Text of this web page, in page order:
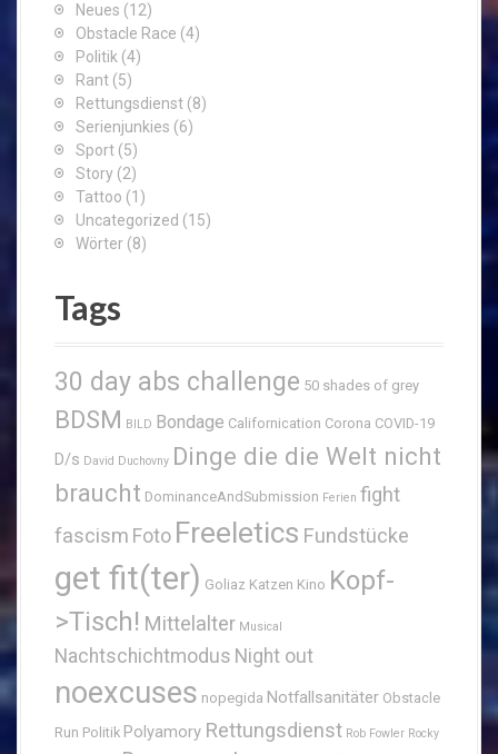
Neues (12)
Obstacle Race (4)
Politik (4)
Rant (5)
Rettungsdienst (8)
Serienjunkies (6)
Sport (5)
Story (2)
Tattoo (1)
Uncategorized (15)
Wörter (8)
Tags
30 day abs challenge 50 shades of grey
BDSM BILD Bondage Californication Corona COVID-19
D/s David Duchovny Dinge die die Welt nicht
braucht DominanceAndSubmission Ferien fight
fascism Foto Freeletics Fundstücke
get fit(ter) Goliaz Katzen Kino Kopf-
>Tisch! Mittelalter Musical
Nachtschichtmodus Night out
noexcuses nopegida Notfallsanitäter Obstacle
Run Politik Polyamory Rettungsdienst Rob Fowler Rocky